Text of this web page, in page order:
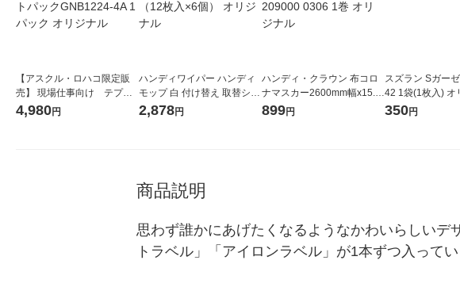
【アスクル・ロハコ限定販
売】 現場仕事向け テプラ
テープアソートパックGNB1
224-4A 1パック オリジナル
4,980円
ハンディワイパー ハンディ
モップ 白 付け替え 取替シー
ト 1セット（12枚入×6個）
オリジナル
2,878円
ハンディ・クラウン 布コロ
ナマスカー2600mm幅x15.5
m 209000 0306 1巻 オリジ
899円
スズラン Sガー
42 1袋(1枚入) オ
350円
商品説明
思わず誰かにあげたくなるようなかわいらしい
トラベル」「アイロンラベル」が1本ずつ入って